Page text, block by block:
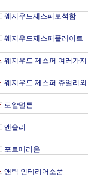
웨지우드제스퍼보석함
웨지우드제스퍼플레이트
웨지우드 제스퍼 여러가지
웨지우드 제스퍼 쥬얼리외
로얄덜튼
앤슬리
포트메리온
앤틱 인테리어소품